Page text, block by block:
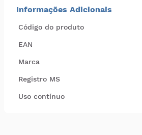
Informações Adicionais
Código do produto
EAN
Marca
Registro MS
Uso contínuo